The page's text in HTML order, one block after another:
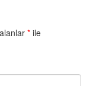
* ile